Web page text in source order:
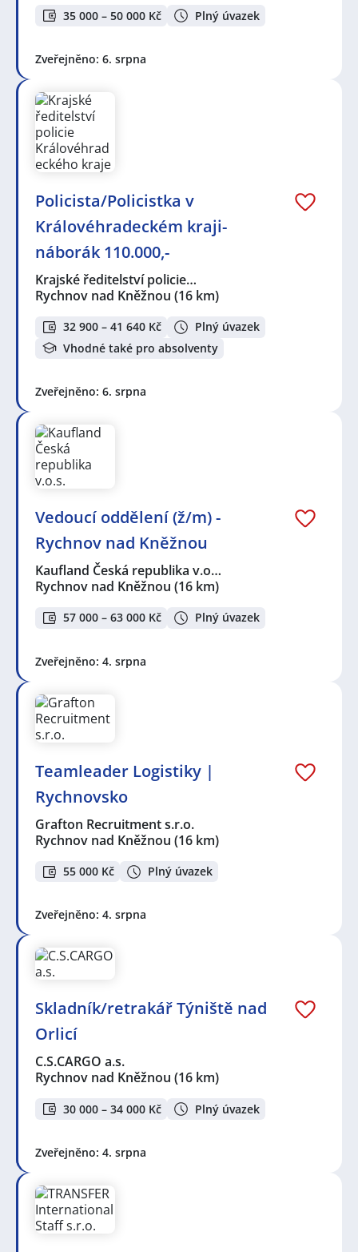
35 000 – 50 000 Kč Plný úvazek
Zveřejněno: 6. srpna
Policista/Policistka v
Královéhradeckém kraji-
náborák 110.000,-
Krajské ředitelství policie…
Rychnov nad Kněžnou (16 km)
32 900 – 41 640 Kč
Plný úvazek
Vhodné také pro absolventy
Zveřejněno: 6. srpna
Vedoucí oddělení (ž/m) -
Rychnov nad Kněžnou
Kaufland Česká republika v.o…
Rychnov nad Kněžnou (16 km)
57 000 – 63 000 Kč Plný úvazek
Zveřejněno: 4. srpna
Teamleader Logistiky |
Rychnovsko
Grafton Recruitment s.r.o.
Rychnov nad Kněžnou (16 km)
55 000 Kč Plný úvazek
Zveřejněno: 4. srpna
Skladník/retrakář Týniště nad
Orlicí
C.S.CARGO a.s.
Rychnov nad Kněžnou (16 km)
30 000 – 34 000 Kč Plný úvazek
Zveřejněno: 4. srpna